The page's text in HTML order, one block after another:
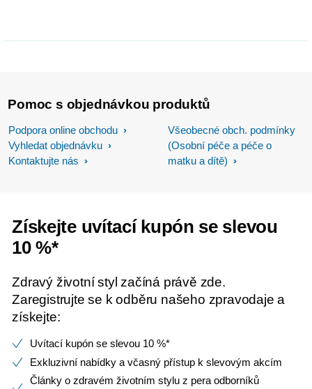
Pomoc s objednávkou produktů
Podpora online obchodu
Vyhledat objednávku
Kontaktujte nás
Všeobecné obch. podmínky
(Osobní péče a péče o
matku a dítě)
Získejte uvítací kupón se slevou
10 %*
Zdravý životní styl začíná právě zde.
Zaregistrujte se k odběru našeho zpravodaje a
získejte:
Uvítací kupón se slevou 10 %*
Exkluzivní nabídky a včasný přístup k slevovým akcím
Články o zdravém životním stylu z pera odborníků